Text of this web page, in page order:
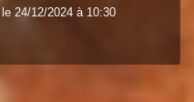
24/12/2024 à 10:30